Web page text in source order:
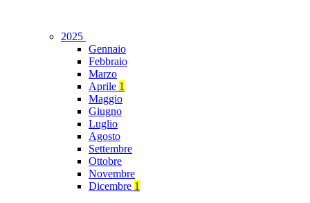
2025
Gennaio
Febbraio
Marzo
Aprile 1
Maggio
Giugno
Luglio
Agosto
Settembre
Ottobre
Novembre
Dicembre 1